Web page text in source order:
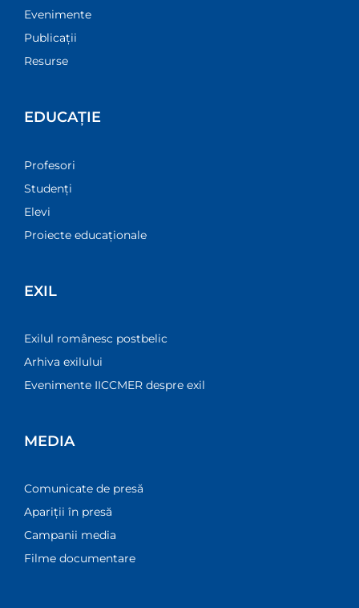
Evenimente
Publicații
Resurse
EDUCAȚIE
Profesori
Studenți
Elevi
Proiecte educaționale
EXIL
Exilul românesc postbelic
Arhiva exilului
Evenimente IICCMER despre exil
MEDIA
Comunicate de presă
Apariții în presă
Campanii media
Filme documentare